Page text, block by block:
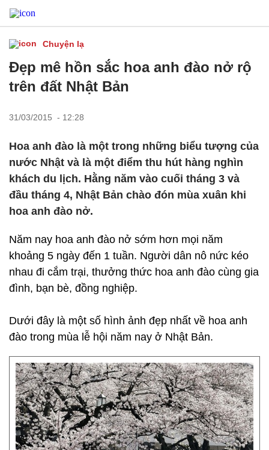
Chuyện lạ
Đẹp mê hồn sắc hoa anh đào nở rộ
trên đất Nhật Bản
31/03/2015 - 12:28
Hoa anh đào là một trong những biểu tượng của
nước Nhật và là một điểm thu hút hàng nghìn
khách du lịch. Hằng năm vào cuối tháng 3 và
đầu tháng 4, Nhật Bản chào đón mùa xuân khi
hoa anh đào nở.
Năm nay hoa anh đào nở sớm hơn mọi năm
khoảng 5 ngày đến 1 tuần. Người dân nô nức kéo
nhau đi cắm trại, thưởng thức hoa anh đào cùng gia
đình, bạn bè, đồng nghiệp.
Dưới đây là một số hình ảnh đẹp nhất về hoa anh
đào trong mùa lễ hội năm nay ở Nhật Bản.